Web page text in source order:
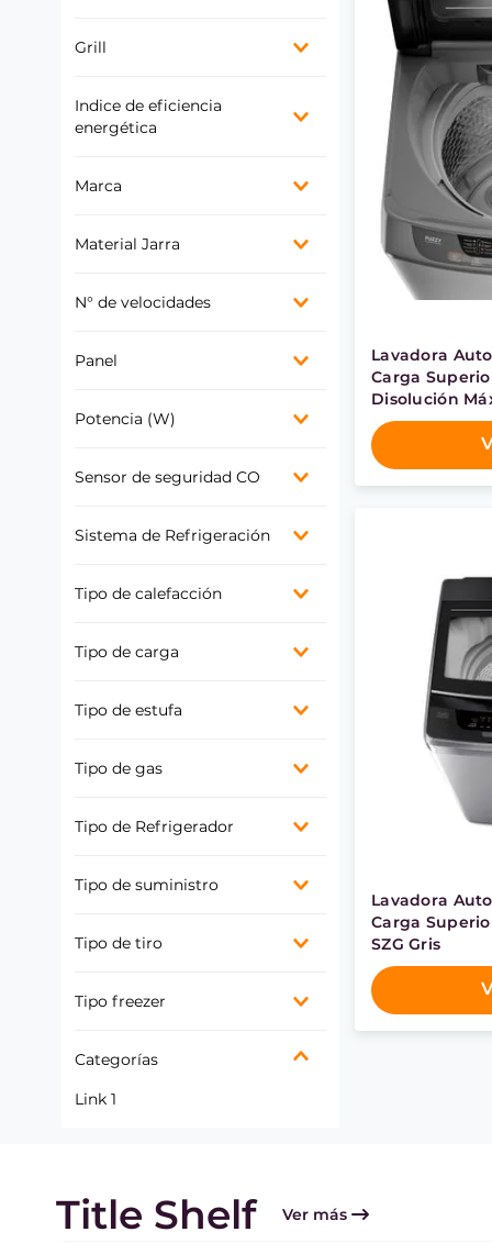
Granite Gray
Silver
Silver + Granite Gray
Vertical
Grill
Indice de eficiencia
energética
A
C
Marca
Electrolux
Somela
Material Jarra
Plástico
N° de velocidades
6 + Pulso
Panel
Button
Potencia (W)
500 W
Sensor de seguridad CO
Sistema de Refrigeración
No Frost
Tipo de calefacción
Tipo de carga
Tipo de estufa
Kerosene (parafina)
Tipo de gas
Gas Natural (GN)
Tipo de Refrigerador
Side By Side
Multidoor
Tipo de suministro
Tipo de tiro
Tiro natural
Tipo freezer
Dual (Refrigerador o
Categorías
Link 1
Lavadora
Carga
Disolución
Lavadora
Carga
SZG Gris
Title Shelf Ver más